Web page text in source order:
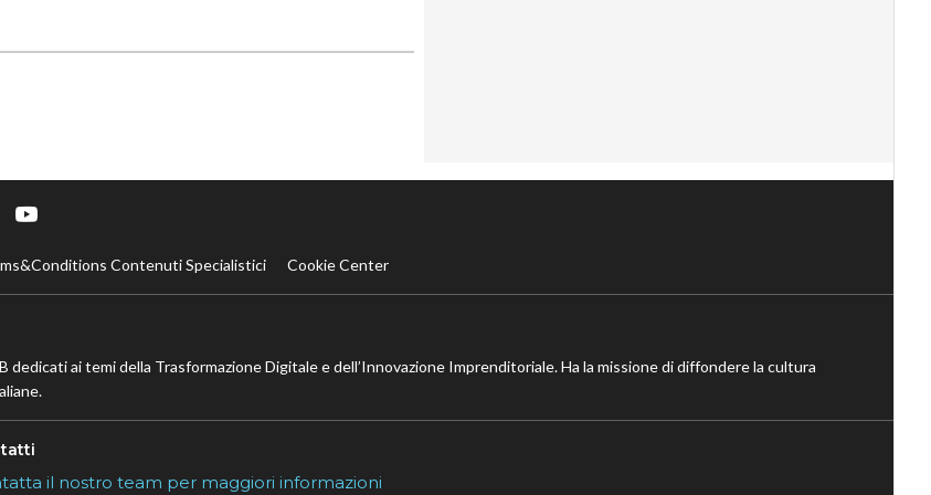
Contenuti Specialistici Cookie Center
ai temi della Trasformazione Digitale e dell’Innovazione Imprenditoriale. Ha la missione di diffondere la cultura
il nostro team per maggiori informazioni